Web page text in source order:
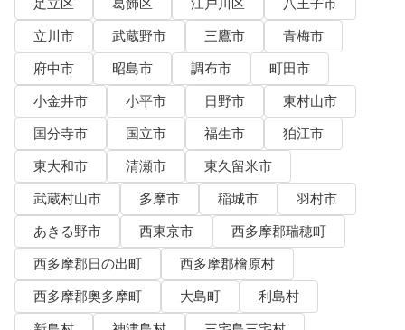
足立区
葛飾区 江戸川区
八王子市
立川市
武蔵野市 三鷹市
青梅市
府中市
昭島市 調布市
町田市
小金井市
小平市 日野市
東村山市
国分寺市
国立市 福生市
狛江市
東大和市
清瀬市
東久留米市
武蔵村山市
多摩市 稲城市
羽村市
あきる野市
西東京市
西多摩郡瑞穂町
西多摩郡日の出町
西多摩郡檜原村
西多摩郡奥多摩町
大島町
利島村